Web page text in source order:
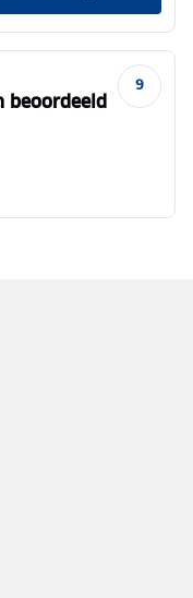
9
beoordeeld